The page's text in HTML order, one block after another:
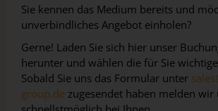
Sie kennen das Medium bereits und
unverbindliches Angebot einholen?
Gerne! Laden Sie sich hier unser
herunter und wählen die für Sie
Sobald Sie uns das Formular unter
group.de zugesendet haben melden wir